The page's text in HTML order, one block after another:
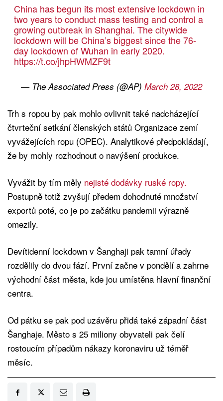
China has begun its most extensive lockdown in
two years to conduct mass testing and control a
growing outbreak in Shanghai. The citywide
lockdown will be China’s biggest since the 76-
day lockdown of Wuhan in early 2020.
https://t.co/jhpHWMZF9t
— The Associated Press (@AP) March 28, 2022
Trh s ropou by pak mohlo ovlivnit také nadcházející
čtvrteční setkání členských států Organizace zemí
vyvážejících ropu (OPEC). Analytikové předpokládají,
že by mohly rozhodnout o navýšení produkce.
Vyvážit by tím měly nejisté dodávky ruské ropy.
Postupně totiž zvyšují předem dohodnuté množství
exportů poté, co je po začátku pandemii výrazně
omezily.
Devítidenní lockdown v Šanghaji pak tamní úřady
rozdělily do dvou fází. První začne v pondělí a zahrne
východní část města, kde jou umístěna hlavní finanční
centra.
Od pátku se pak pod uzávěru přidá také západní část
Šanghaje. Město s 25 miliony obyvateli pak čelí
rostoucím případům nákazy koronaviru už téměř
měsíc.